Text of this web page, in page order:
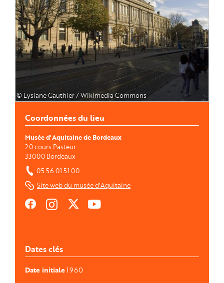
© Lysiane Gauthier / Wikimedia Commons
Coordonnées du lieu
Musée d'Aquitaine de Bordeaux
20 cours Pasteur
33000 Bordeaux
05 56 01 51 00
Site web du musée d'Aquitaine
Dates clés
Date initiale1960